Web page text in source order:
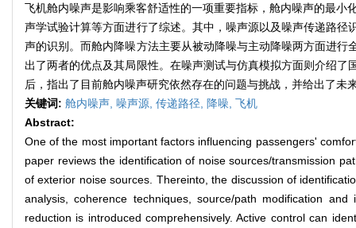
飞机舱内噪声是影响乘客舒适性的一项重要指标，舱内噪声的最
声学试验计算等方面进行了综述。其中，噪声源以及噪声传递路
声的识别。而舱内降噪方法主要从被动降噪与主动降噪两方面进
出了两者的优点及其局限性。在噪声测试与仿真模拟方面则介绍
后，指出了目前舱内噪声研究依然存在的问题与挑战，并给出了未
关键词: 舱内噪声, 噪声源, 传递路径, 降噪, 飞机
Abstract:
One of the most important factors influencing passengers'
paper reviews the identification of noise sources/transmission
of exterior noise sources. Thereinto, the discussion of
analysis, coherence techniques, source/path modification
reduction is introduced comprehensively. Active control can